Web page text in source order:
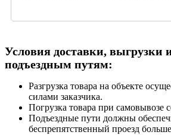
Условия доставки, выгрузки
подъездным путям:
Разгрузка товара на объекте
силами заказчика.
Погрузка товара при самовывозе
Подъездные пути должны
беспрепятственный проезд